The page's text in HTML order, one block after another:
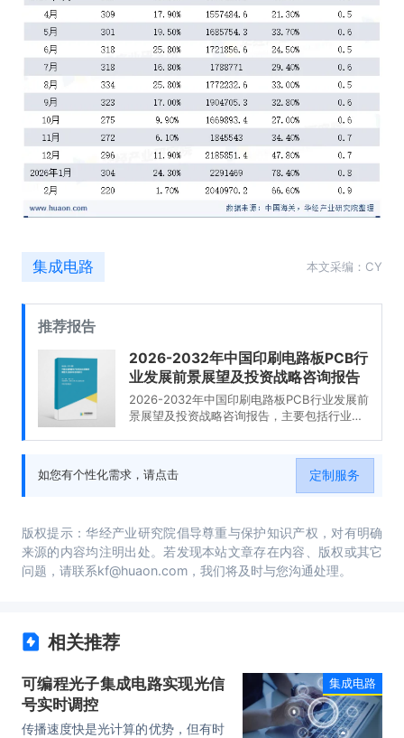
集成电路 本文采编：CY
推荐报告
2026-2032年中国印刷电路板PCB行
业发展前景展望及投资战略咨询报告
2026-2032年中国印刷电路板PCB行业发展前
景展望及投资战略咨询报告，主要包括行业投
如您有个性化需求，请点击
定制服务
版权提示：华经产业研究院倡导尊重与保护知识产权，对有明确
来源的内容均注明出处。若发现本站文章存在内容、版权或其它
问题，请联系kf@huaon.com，我们将及时与您沟通处理。
相关推荐
可编程光子集成电路实现光信
号实时调控
传播速度快是光计算的优势，但有时
集成电路